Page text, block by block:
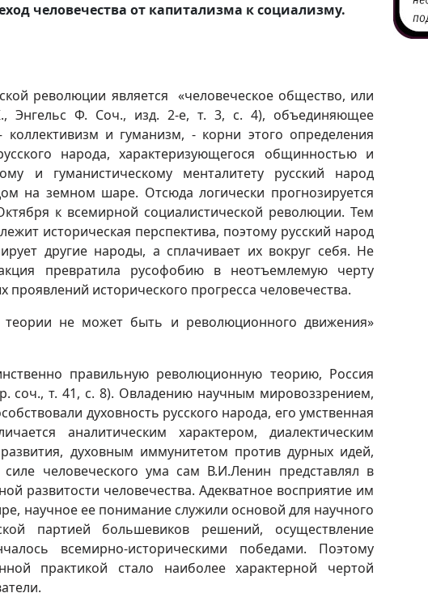
человечества от капитализма к социализму.
революции является «человеческое общество, или
Энгельс Ф. Соч., изд. 2-е, т. 3, с. 4), объединяющее
и гуманизм, - корни этого определения
народа, характеризующегося общинностью и
и гуманистическому менталитету русский народ
на земном шаре. Отсюда логически прогнозируется
к всемирной социалистической революции. Тем
историческая перспектива, поэтому русский народ
другие народы, а сплачивает их вокруг себя. Не
превратила русофобию в неотъемлемую черту
исторического прогресса человечества.
не может быть и революционного движения»
правильную революционную теорию, Россия
соч., т. 41, с. 8). Овладению научным мировоззрением,
духовность русского народа, его умственная
аналитическим характером, диалектическим
духовным иммунитетом против дурных идей,
человеческого ума сам В.И.Ленин представлял в
развитости человечества. Адекватное восприятие им
научное ее понимание служили основой для научного
партией большевиков решений, осуществление
всемирно-историческими победами. Поэтому
практикой стало наиболее характерной чертой